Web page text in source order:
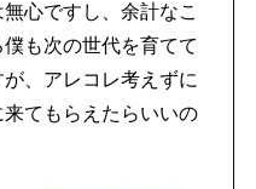
心ですし、余計なこ
も次の世代を育てて
、アレコレ考えずに
てもらえたらいいの